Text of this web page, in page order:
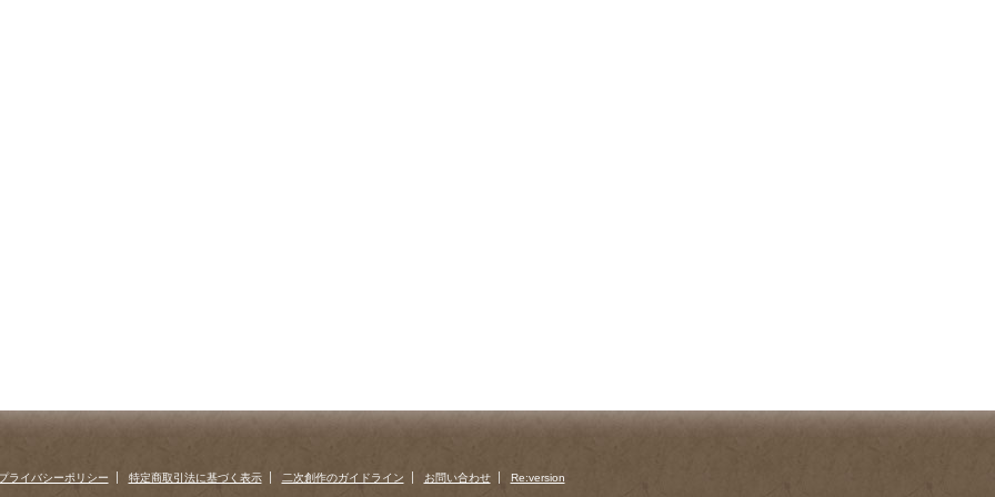
ライバシーポリシー 特定商取引法に基づく表示 二次創作のガイドライン お問い合わせ Re:version